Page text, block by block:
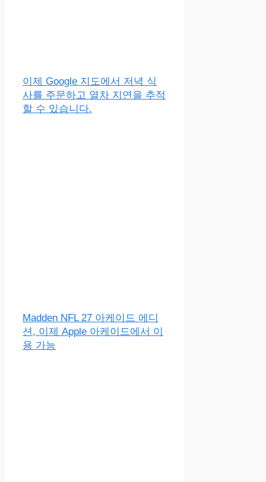
이제 Google 지도에서 저녁 식
사를 주문하고 열차 지연을 추적
할 수 있습니다.
Madden NFL 27 아케이드 에디
션, 이제 Apple 아케이드에서 이
용 가능